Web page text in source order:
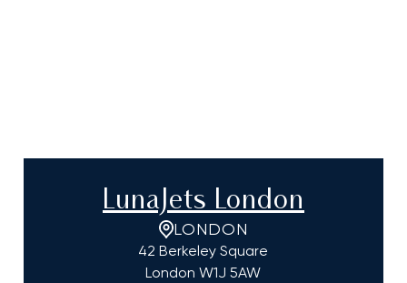
LunaJets London
LONDON
42 Berkeley Square
London W1J 5AW